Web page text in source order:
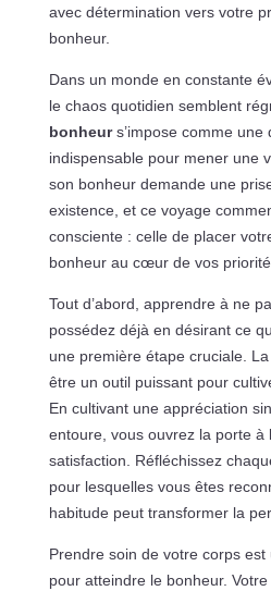
avec détermination vers votre
bonheur.
Dans un monde en constante
le chaos quotidien semblent
bonheurs’impose comme une
indispensable pour mener une
son bonheur demande une
existence, et ce voyage
consciente : celle de placer
bonheur au cœur de vos
Tout d’abord, apprendre à ne
possédez déjà en désirant ce
une première étape cruciale. La
être un outil puissant pour
En cultivant une appréciation
entoure, vous ouvrez la porte à
satisfaction. Réfléchissez
pour lesquelles vous êtes
habitude peut transformer la
Prendre soin de votre corps
pour atteindre le bonheur.